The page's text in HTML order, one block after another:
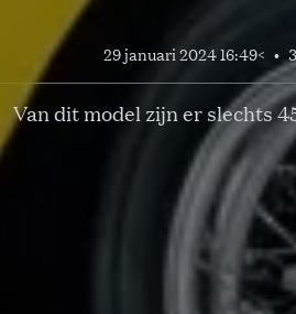
29 januari 2024 16:49< •
Van dit model zijn er slechts